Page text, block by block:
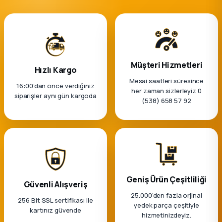
Hızlı Kargo
16:00’dan önce verdiğiniz
siparişler aynı gün kargoda
Müşteri Hizmetleri
Mesai saatleri süresince
her zaman sizlerleyiz 0
(538) 658 57 92
Güvenli Alışveriş
256 Bit SSL sertifikası ile
kartınız güvende
Geniş Ürün Çeşitliliği
25.000'den fazla orjinal
yedek parça çeşitiyle
hizmetinizdeyiz.